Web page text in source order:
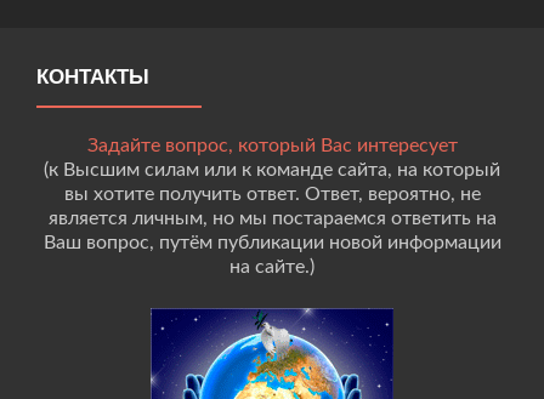
КОНТАКТЫ
Задайте вопрос, который Вас интересует
(к Высшим силам или к команде сайта, на который
вы хотите получить ответ. Ответ, вероятно, не
является личным, но мы постараемся ответить на
Ваш вопрос, путём публикации новой информации
на сайте.)